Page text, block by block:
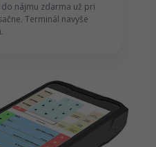
nájmu zdarma už pri
Terminál navyše